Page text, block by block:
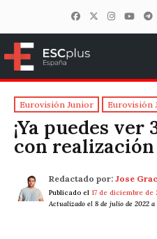
ESCplus
Eurovisión Junior Eurovisión
¡Ya puedes ver
con realización
Redactado por: Jose
Publicado el 17 de diciembre de
Actualizado el 8 de julio de 2022 a